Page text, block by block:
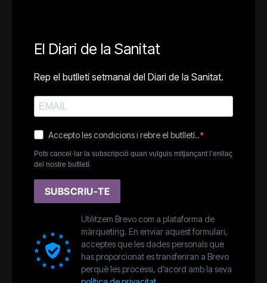
El Diari de la Sanitat
Rep el butlletí setmanal del Diari de la Sanitat.
Accepto les condicions i rebre el butlletí..
Pots cancel·lar la subscripció quan vulguis mitjançant l’enllaç
del nostre butlletí.
SUBSCRIU-TE
Utilitzem Brevo com a plataforma de
màrqueting. En enviar aquest formulari,
acceptes que les dades personals que
has proporcionat es transferiran a Brevo
perquè les processi, d’acord amb la seva